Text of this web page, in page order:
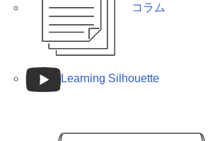
コラム
Learning Silhouette